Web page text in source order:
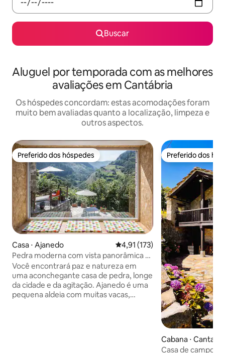
Buscar
Aluguel por temporada com as melhores
avaliações em Cantábria
Os hóspedes concordam: estas acomodações foram
muito bem avaliadas quanto a localização, limpeza e
outros aspectos.
Preferido dos hóspedes
Preferido dos hóspedes
Casa ⋅ Ajanedo 4,91 de uma avaliação média de
4,91 (173)
Pedra moderna com vista panorâmica e
Wi-Fi
Você encontrará paz e natureza em
uma aconchegante casa de pedra, longe
da cidade e da agitação. Ajanedo é uma
pequena aldeia com muitas vacas,
Preferido dos
Preferido dos
Cabana ⋅
Casa de campo